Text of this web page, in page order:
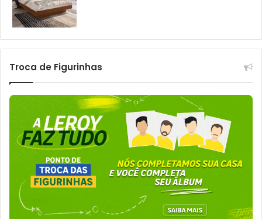
Troca de Figurinhas